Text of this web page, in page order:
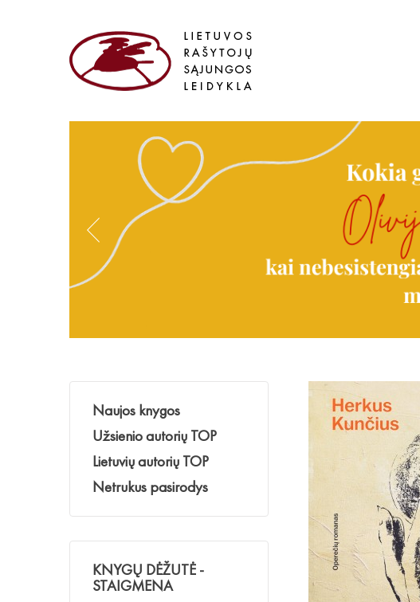
Naujos knygos
Užsienio autorių TOP
Lietuvių autorių TOP
Netrukus pasirodys
KNYGŲ DĖŽUTĖ -
STAIGMENA